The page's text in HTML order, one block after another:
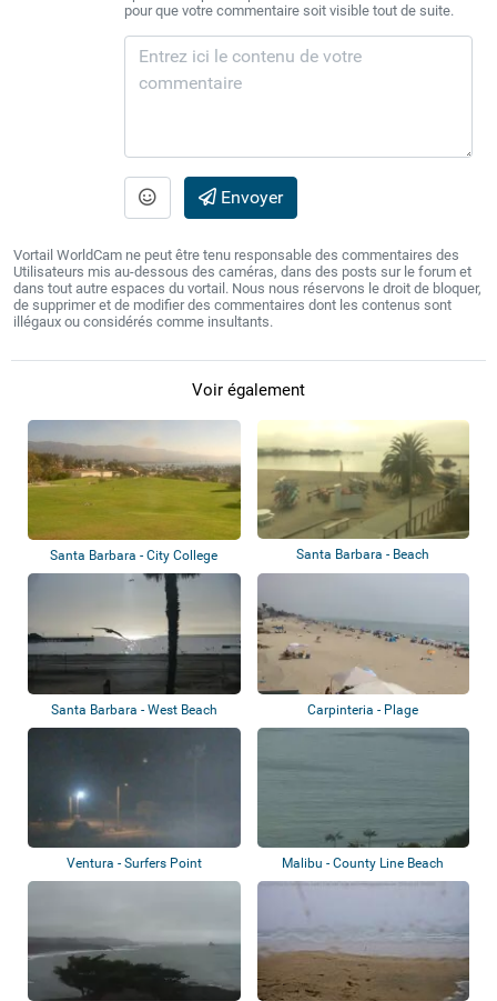
pour que votre commentaire soit visible tout de suite.
Envoyer
Vortail WorldCam ne peut être tenu responsable des commentaires des
Utilisateurs mis au-dessous des caméras, dans des posts sur le forum et
dans tout autre espaces du vortail. Nous nous réservons le droit de bloquer,
de supprimer et de modifier des commentaires dont les contenus sont
illégaux ou considérés comme insultants.
Voir également
Santa Barbara - City College Santa Barbara - Beach
Santa Barbara - West Beach Carpinteria - Plage
Ventura - Surfers Point Malibu - County Line Beach